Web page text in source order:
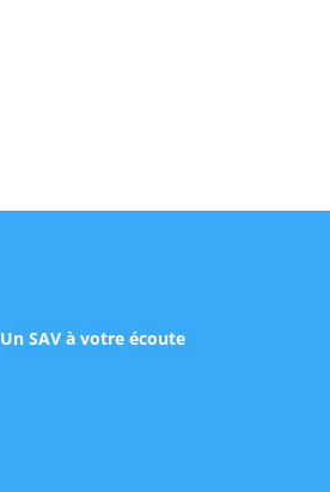
Un SAV à votre écoute